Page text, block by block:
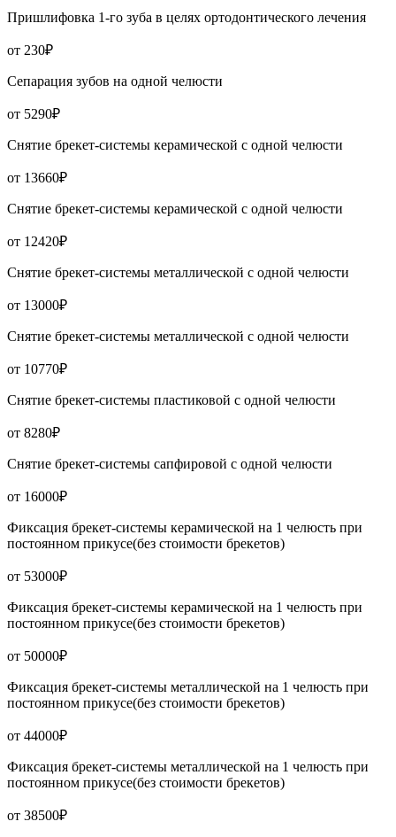
Пришлифовка 1-го зуба в целях ортодонтического лечения
от 230₽
Сепарация зубов на одной челюсти
от 5290₽
Снятие брекет-системы керамической с одной челюсти
от 13660₽
Снятие брекет-системы керамической с одной челюсти
от 12420₽
Снятие брекет-системы металлической с одной челюсти
от 13000₽
Снятие брекет-системы металлической с одной челюсти
от 10770₽
Снятие брекет-системы пластиковой с одной челюсти
от 8280₽
Снятие брекет-системы сапфировой с одной челюсти
от 16000₽
Фиксация брекет-системы керамической на 1 челюсть при
постоянном прикусе(без стоимости брекетов)
от 53000₽
Фиксация брекет-системы керамической на 1 челюсть при
постоянном прикусе(без стоимости брекетов)
от 50000₽
Фиксация брекет-системы металлической на 1 челюсть при
постоянном прикусе(без стоимости брекетов)
от 44000₽
Фиксация брекет-системы металлической на 1 челюсть при
постоянном прикусе(без стоимости брекетов)
от 38500₽